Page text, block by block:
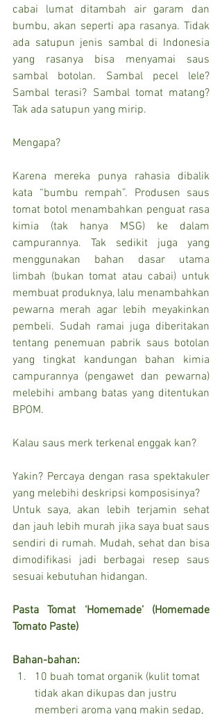
cabai lumat ditambah air garam dan
bumbu, akan seperti apa rasanya. Tidak
ada satupun jenis sambal di Indonesia
yang rasanya bisa menyamai saus
sambal botolan. Sambal pecel lele?
Sambal terasi? Sambal tomat matang?
Tak ada satupun yang mirip.
Mengapa?
Karena mereka punya rahasia dibalik
kata “bumbu rempah”. Produsen saus
tomat botol menambahkan penguat rasa
kimia (tak hanya MSG) ke dalam
campurannya. Tak sedikit juga yang
menggunakan bahan dasar utama
limbah (bukan tomat atau cabai) untuk
membuat produknya, lalu menambahkan
pewarna merah agar lebih meyakinkan
pembeli. Sudah ramai juga diberitakan
tentang penemuan pabrik saus botolan
yang tingkat kandungan bahan kimia
campurannya (pengawet dan pewarna)
melebihi ambang batas yang ditentukan
BPOM.
Kalau saus merk terkenal enggak kan?
Yakin? Percaya dengan rasa spektakuler
yang melebihi deskripsi komposisinya?
Untuk saya, akan lebih terjamin sehat
dan jauh lebih murah jika saya buat saus
sendiri di rumah. Mudah, sehat dan bisa
dimodifikasi jadi berbagai resep saus
sesuai kebutuhan hidangan.
Pasta Tomat ‘Homemade’ (Homemade
Tomato Paste)
Bahan-bahan:
10 buah tomat organik (kulit tomat
tidak akan dikupas dan justru
memberi aroma yang makin sedap,